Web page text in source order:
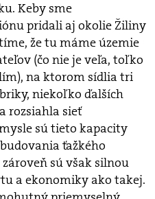
Keby sme
pridali aj okolie Žiliny
že tu máme územie
(čo nie je veľa, toľko
na ktorom sídlia tri
niekoľko ďalších
rozsiahla sieť
sú tieto kapacity
ťažkého
sú však silnou
a ekonomiky ako takej.